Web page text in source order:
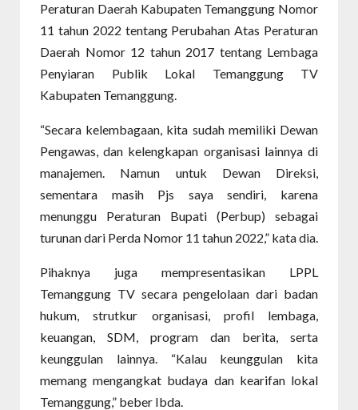
Peraturan Daerah Kabupaten Temanggung Nomor
11 tahun 2022 tentang Perubahan Atas Peraturan
Daerah Nomor 12 tahun 2017 tentang Lembaga
Penyiaran Publik Lokal Temanggung TV
Kabupaten Temanggung.
“Secara kelembagaan, kita sudah memiliki Dewan
Pengawas, dan kelengkapan organisasi lainnya di
manajemen. Namun untuk Dewan Direksi,
sementara masih Pjs saya sendiri, karena
menunggu Peraturan Bupati (Perbup) sebagai
turunan dari Perda Nomor 11 tahun 2022,” kata dia.
Pihaknya juga mempresentasikan LPPL
Temanggung TV secara pengelolaan dari badan
hukum, strutkur organisasi, profil lembaga,
keuangan, SDM, program dan berita, serta
keunggulan lainnya. “Kalau keunggulan kita
memang mengangkat budaya dan kearifan lokal
Temanggung,” beber Ibda.